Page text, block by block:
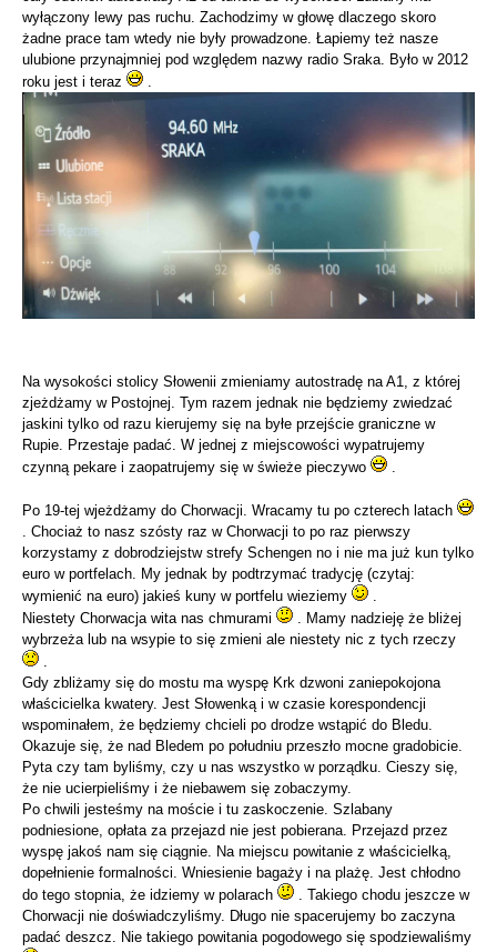
wyłączony lewy pas ruchu. Zachodzimy w głowę dlaczego skoro
żadne prace tam wtedy nie były prowadzone. Łapiemy też nasze
ulubione przynajmniej pod względem nazwy radio Sraka. Było w 2012
roku jest i teraz
Na wysokości stolicy Słowenii zmieniamy autostradę na A1, z której
zjeżdżamy w Postojnej. Tym razem jednak nie będziemy zwiedzać
jaskini tylko od razu kierujemy się na byłe przejście graniczne w
Rupie. Przestaje padać. W jednej z miejscowości wypatrujemy
czynną pekare i zaopatrujemy się w świeże pieczywo
Po 19-tej wjeżdżamy do Chorwacji. Wracamy tu po czterech latach
. Chociaż to nasz szósty raz w Chorwacji to po raz pierwszy
korzystamy z dobrodziejstw strefy Schengen no i nie ma już kun tylko
euro w portfelach. My jednak by podtrzymać tradycję (czytaj:
wymienić na euro) jakieś kuny w portfelu wieziemy
Niestety Chorwacja wita nas chmurami
. Mamy nadzieję że bliżej
wybrzeża lub na wsypie to się zmieni ale niestety nic z tych rzeczy
Gdy zbliżamy się do mostu ma wyspę Krk dzwoni zaniepokojona
właścicielka kwatery. Jest Słowenką i w czasie korespondencji
wspominałem, że będziemy chcieli po drodze wstąpić do Bledu.
Okazuje się, że nad Bledem po południu przeszło mocne gradobicie.
Pyta czy tam byliśmy, czy u nas wszystko w porządku. Cieszy się,
że nie ucierpieliśmy i że niebawem się zobaczymy.
Po chwili jesteśmy na moście i tu zaskoczenie. Szlabany
podniesione, opłata za przejazd nie jest pobierana. Przejazd przez
wyspę jakoś nam się ciągnie. Na miejscu powitanie z właścicielką,
dopełnienie formalności. Wniesienie bagaży i na plażę. Jest chłodno
do tego stopnia, że idziemy w polarach
. Takiego chodu jeszcze w
Chorwacji nie doświadczyliśmy. Długo nie spacerujemy bo zaczyna
padać deszcz. Nie takiego powitania pogodowego się spodziewaliśmy